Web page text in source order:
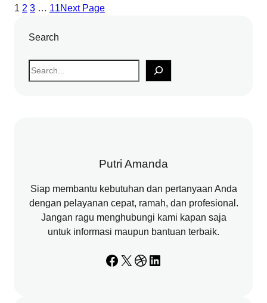
1 2 3 … 11Next Page
Search
S
e
Putri Amanda
Siap membantu kebutuhan dan pertanyaan Anda
dengan pelayanan cepat, ramah, dan profesional.
Jangan ragu menghubungi kami kapan saja
untuk informasi maupun bantuan terbaik.
Facebook X Dribbble LinkedIn